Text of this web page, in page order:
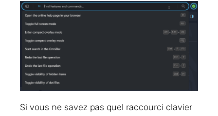
Si vous ne savez pas quel raccourci clavier